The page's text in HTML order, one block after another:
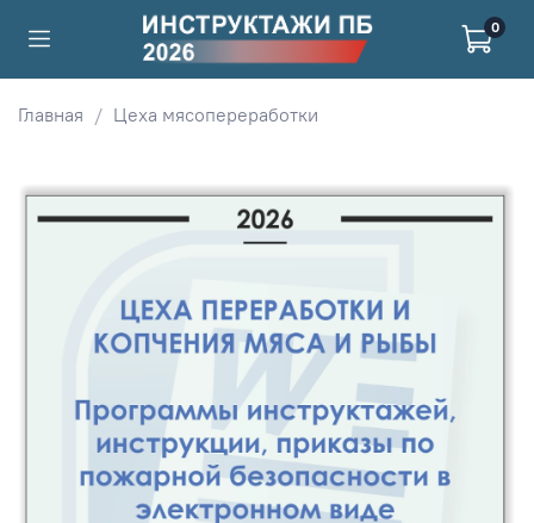
0
Главная Цеха мясопереработки